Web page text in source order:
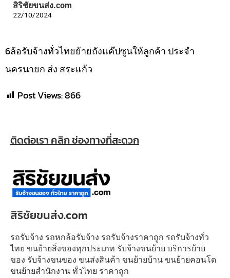
สิริชัยขนส่ง.com
22/10/2024
6ล้อรับจ้างทั่วไทยย้ายถังแค๊ปซูนให้ลูกค้า ประจำ
นครนายก ส่ง สระแก้ว
Post Views:866
ติดต่อเรา คลิก ช่องทางที่สะดวก
สิริชัยขนส่ง.com
รถรับจ้าง รถหกล้อรับจ้าง รถรับจ้างราคาถูก รถรับจ้างทั่ว
ไทย ขนย้ายสิ่งของทุกประเภท รับจ้างขนย้าย บริการย้าย
ของ รับจ้างขนของ ขนส่งสินค้า ขนย้ายบ้าน ขนย้ายคอนโด
ขนย้ายสำนักงาน ทั่วไทย ราคาถูก